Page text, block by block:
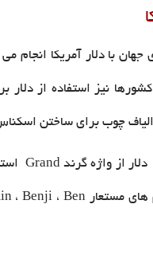
جهان با دلار آمریکا
نیز استفاده از
چوب برای ساختن